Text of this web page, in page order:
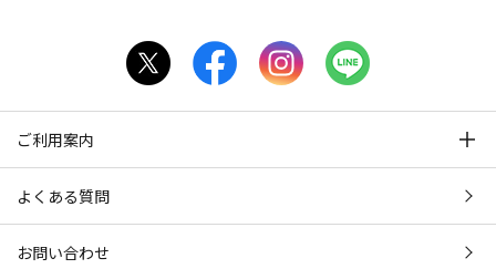
ご利用案内
よくある質問
お問い合わせ